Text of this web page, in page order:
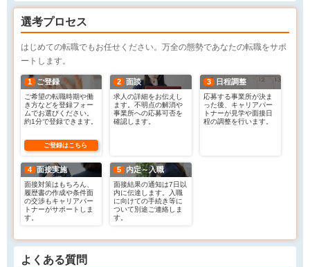
選考プロセス
はじめての転職でもお任せください。万全の態勢であなたの転職をサポ
ートします。
1 ご登録
ご希望の転職時期や働
き方などを登録フォー
ムでお選びください。
約1分で登録できます。
ご登録はこちら
2 面談
求人の詳細をお伝えし
ます。不明点の解消や
事業所への応募可否を
確認します。
3 日程調整
応募する事業所が決ま
った後、キャリアパー
トナーが見学や面接日
程の調整を行います。
4 面接実施
面接対策はもちろん、
履歴書の作成や条件面
の交渉もキャリアパー
トナーがサポートしま
す。
5 内定～入職
面接結果の通知は7日以
内に伝達します。入職
に向けての手続き等に
ついて別途ご連絡しま
す。
よくある質問